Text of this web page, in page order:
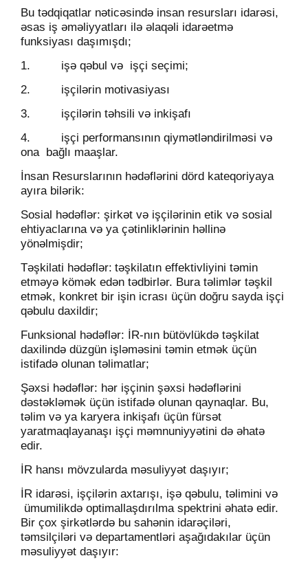
Bu tədqiqatlar nəticəsində insan resursları idarəsi,
əsas iş əməliyyatları ilə əlaqəli idarəetmə
funksiyası daşımışdı;
1. işə qəbul və işçi seçimi;
2. işçilərin motivasiyası
3. işçilərin təhsili və inkişafı
4. işçi performansının qiymətləndirilməsi və
ona bağlı maaşlar.
İnsan Resurslarının hədəflərini dörd kateqoriyaya
ayıra bilərik:
Sosial hədəflər: şirkət və işçilərinin etik və sosial
ehtiyaclarına və ya çətinliklərinin həllinə
yönəlmişdir;
Təşkilati hədəflər: təşkilatın effektivliyini təmin
etməyə kömək edən tədbirlər. Bura təlimlər təşkil
etmək, konkret bir işin icrası üçün doğru sayda işçi
qəbulu daxildir;
Funksional hədəflər: İR-nın bütövlükdə təşkilat
daxilində düzgün işləməsini təmin etmək üçün
istifadə olunan təlimatlar;
Şəxsi hədəflər: hər işçinin şəxsi hədəflərini
dəstəkləmək üçün istifadə olunan qaynaqlar. Bu,
təlim və ya karyera inkişafı üçün fürsət
yaratmaqlayanaşı işçi məmnuniyyətini də əhatə
edir.
İR hansı mövzularda məsuliyyət daşıyır;
İR idarəsi, işçilərin axtarışı, işə qəbulu, təlimini və
ümumilikdə optimallaşdırılma spektrini əhatə edir.
Bir çox şirkətlərdə bu sahənin idarəçiləri,
təmsilçiləri və departamentləri aşağıdakılar üçün
məsuliyyət daşıyır: